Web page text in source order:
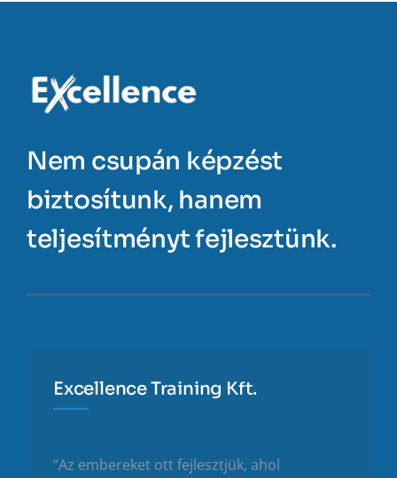
Nem csupán képzést
biztosítunk, hanem
teljesítményt fejlesztünk.
Excellence Training Kft.
“Az embereket ott fejlesztjük, ahol